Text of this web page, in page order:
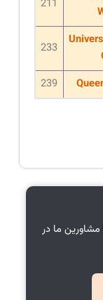
211
233
239
مشاورین ما در